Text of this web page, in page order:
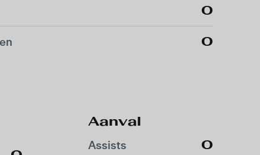
0
0
Aanval
Assists 0